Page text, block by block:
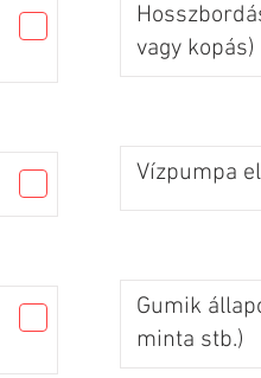
vagy kopás)
Vízpumpa
Gumik
minta stb.)